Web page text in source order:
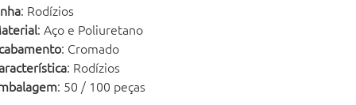
: Rodízios
: Aço e Poliuretano
: Cromado
: Rodízios
: 50 / 100 peças